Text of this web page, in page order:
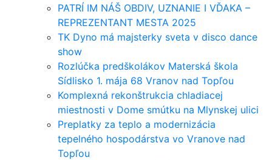
PATRÍ IM NÁŠ OBDIV, UZNANIE I VĎAKA –
REPREZENTANT MESTA 2025
TK Dyno má majsterky sveta v disco dance
show
Rozlúčka predškolákov Materská škola
Sídlisko 1. mája 68 Vranov nad Topľou
Komplexná rekonštrukcia chladiacej
miestnosti v Dome smútku na Mlynskej ulici
Preplatky za teplo a modernizácia
tepelného hospodárstva vo Vranove nad
Topľou